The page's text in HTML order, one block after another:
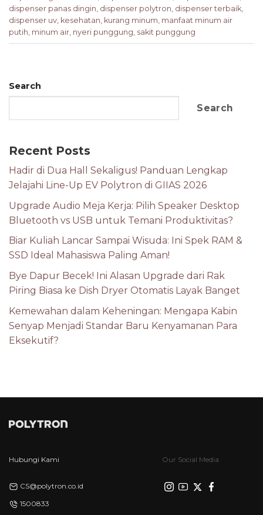
dispenser panas dingin, dispenser polytron, dispenser terbaik,
dispenser uv, kesehatan, kurang minum, manfaat minum air
putih, minum air, nyeri punggung, sakit punggung
Search
Search
Recent Posts
Hadir di Dua Hall Sekaligus! Panduan Lengkap
Jelajahi Line-Up EV Polytron di GIIAS 2026
Upgrade Audio Meja Kerja: Pilih Speaker Desktop
Bluetooth vs USB untuk Temani Produktivitas?
Biar Kuliah Lancar Sampai Wisuda: Ini Spek RAM &
SSD Ideal Mahasiswa Paling Aman!
Bye Dapur Becek! Ini Alasan Upgrade dari Rak
Piring Biasa ke Dish Dryer Otomatis Layak Banget
Kemewahan dalam Keheningan: Mengapa Kabin
Senyap Menjadi Standar Baru Kenyamanan Para
Eksekutif?
Hubungi Kami
CS@polytron.co.id
1500833
Our Social Media